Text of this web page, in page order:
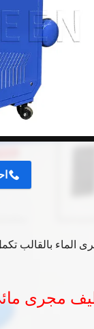
الماء بالقالب
مجرى